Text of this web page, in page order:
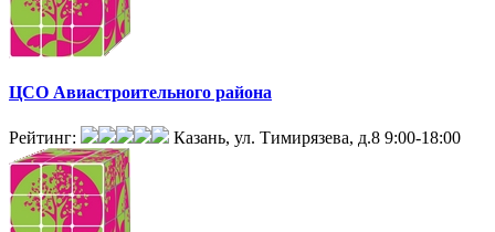
ЦСО Авиастроительного района
Рейтинг: Казань, ул. Тимирязева, д.8 9:00-18:00